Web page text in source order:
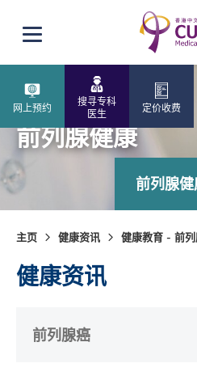
打开选单
网上预约
搜寻专科
医生
定价收费
前列腺健康
前列腺健
主页 健康资讯 健康教育 - 前
健康资讯
前列腺癌